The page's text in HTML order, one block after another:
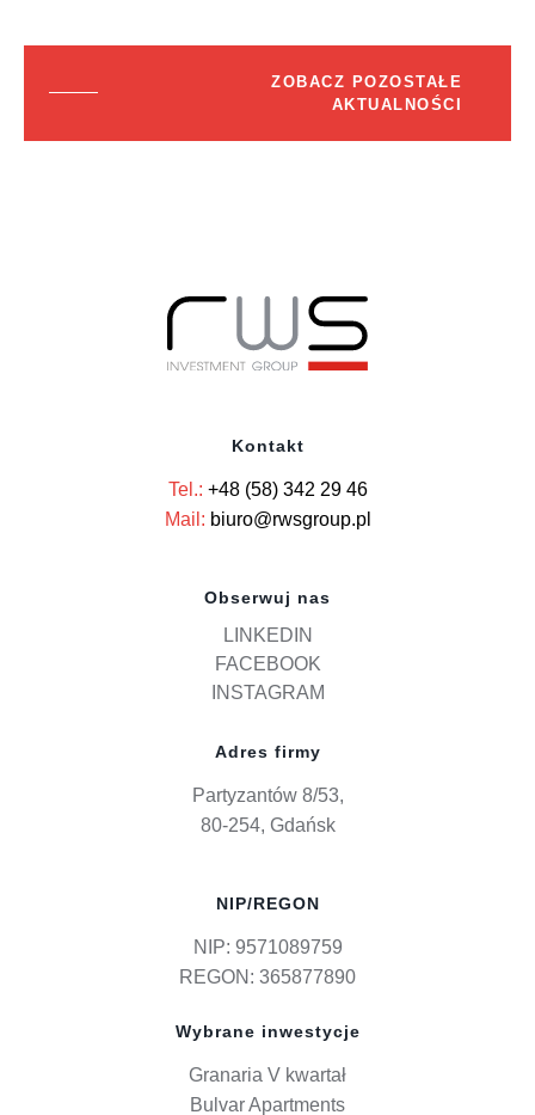
ZOBACZ POZOSTAŁE
AKTUALNOŚCI
Kontakt
Tel.: +48 (58) 342 29 46
Mail: biuro@rwsgroup.pl
Obserwuj nas
LINKEDIN
FACEBOOK
INSTAGRAM
Adres firmy
Partyzantów 8/53,
80-254, Gdańsk
NIP/REGON
NIP: 9571089759
REGON: 365877890
Wybrane inwestycje
Granaria V kwartał
Bulvar Apartments